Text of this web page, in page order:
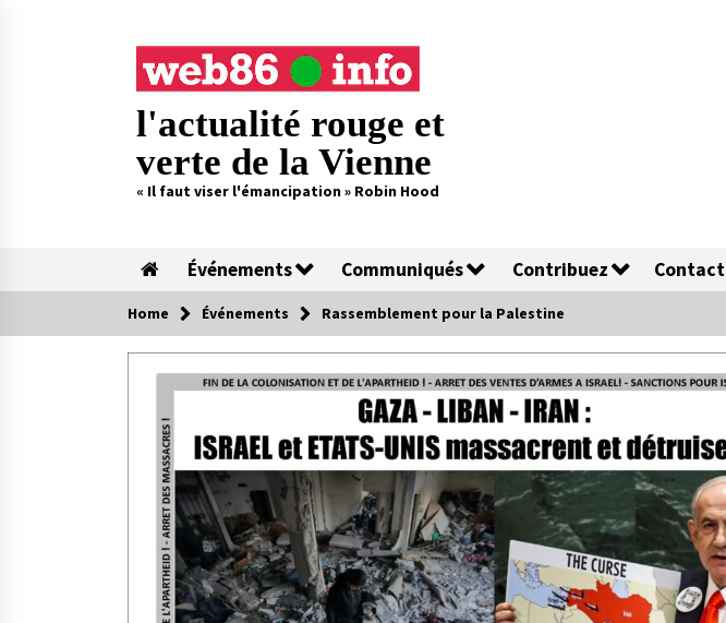
l'actualité rouge et
verte de la Vienne
« Il faut viser l'émancipation » Robin Hood
Événements Communiqués Contribuez Contact
Home Événements Rassemblement pour la Palestine